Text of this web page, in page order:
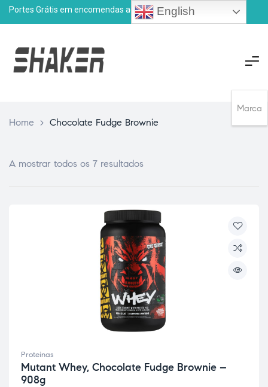
Portes Grátis em encomendas acima de75€
Home > Chocolate Fudge Brownie
A mostrar todos os 7 resultados
Proteinas
Mutant Whey, Chocolate Fudge Brownie –
908g
English
Marca